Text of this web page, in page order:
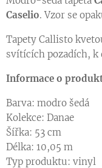
Caselio. Vzor se
Tapety Callisto
svítících pozadích, k
Informace o
Barva: modro šedá
Kolekce: Danae
Šířka: 53 cm
Délka: 10,05 m
Typ produktu: vinyl